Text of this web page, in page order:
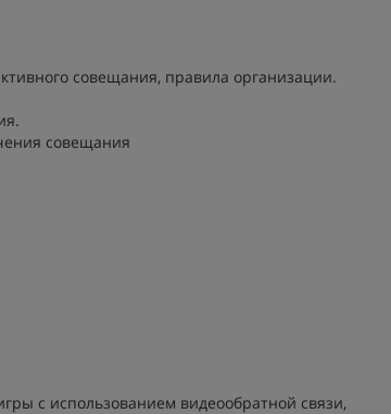
совещания, правила организации.
совещания
с использованием видеообратной связи,